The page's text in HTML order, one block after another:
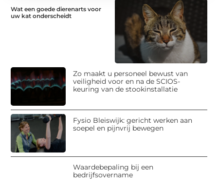
Wat een goede dierenarts voor
uw kat onderscheidt
Zo maakt u personeel bewust van
veiligheid voor en na de SCIOS-
keuring van de stookinstallatie
Fysio Bleiswijk: gericht werken aan
soepel en pijnvrij bewegen
Waardebepaling bij een
bedrijfsovername